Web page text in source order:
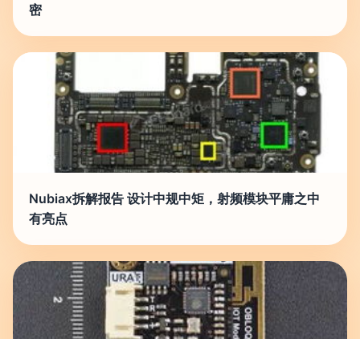
密
Nubiax拆解报告 设计中规中矩，射频模块平庸之中
有亮点